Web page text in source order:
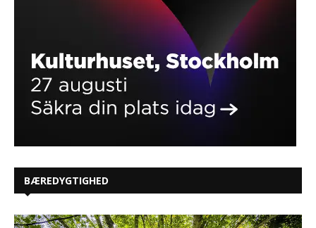
BÆREDYGTIGHED